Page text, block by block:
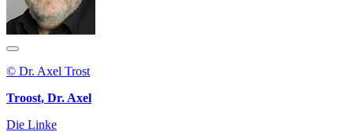
© Dr. Axel Trost
Troost, Dr. Axel
Die Linke